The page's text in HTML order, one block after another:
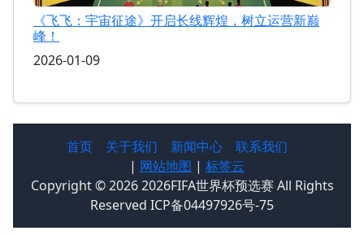
《飞飞：宇宙征途》开启长线辉煌，树立运营新巅
峰！
2026-01-09
首页 关于我们 新闻中心
联系我们
| 网站地图 | 标签云
Copyright © 2026 2026FIFA世界杯预选赛 All Rights
Reserved ICP备04497926号-75